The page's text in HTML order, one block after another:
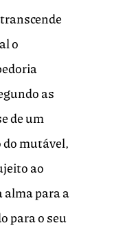
o
as
de um
do mutável,
ao
alma para a
para o seu